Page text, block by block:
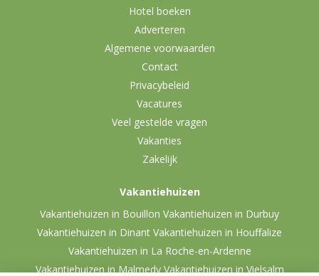
Hotel boeken
Adverteren
Algemene voorwaarden
Contact
Privacybeleid
Vacatures
Veel gestelde vragen
Vakanties
Zakelijk
Vakantiehuizen
Vakantiehuizen in Bouillon Vakantiehuizen in Durbuy
Vakantiehuizen in Dinant Vakantiehuizen in Houffalize
Vakantiehuizen in La Roche-en-Ardenne
Vakantiehuizen in Malmedy Vakantiehuizen in Vielsalm